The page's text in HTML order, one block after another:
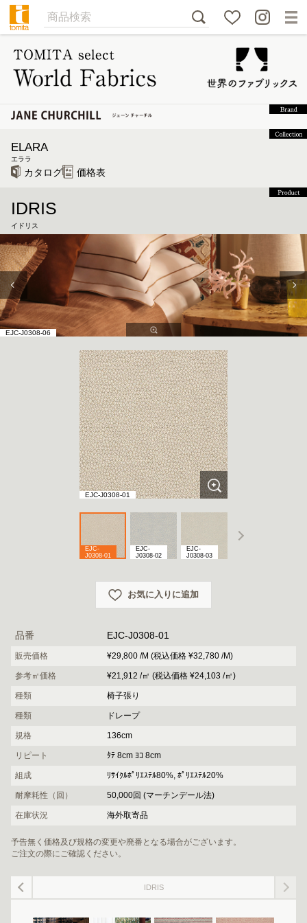
ELARA
エララ
カタログ 価格表
IDRIS
イドリス
EJC-J0308-06
EJC-J0308-01
EJC-
J0308-01
EJC-
J0308-02
EJC-
J0308-03
お気に入りに追加
品番 EJC-J0308-01
販売価格 ¥29,800 /M (税込価格 ¥32,780 /M)
参考㎡価格 ¥21,912 /㎡ (税込価格 ¥24,103 /㎡)
種類 椅子張り
種類 ドレープ
規格 136cm
リピート ﾀﾃ 8cm ﾖｺ 8cm
組成 ﾘｻｲｸﾙﾎﾟﾘｴｽﾃﾙ80%, ﾎﾟﾘｴｽﾃﾙ20%
耐摩耗性（回） 50,000回 (マーチンデール法)
在庫状況 海外取寄品
予告無く価格及び規格の変更や廃番となる場合がございます。
ご注文の際にご確認ください。
IDRIS